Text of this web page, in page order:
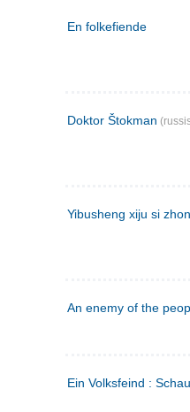
En folkefiende
Doktor Štokman
Yibusheng xiju si
An enemy of the
Ein Volksfeind :